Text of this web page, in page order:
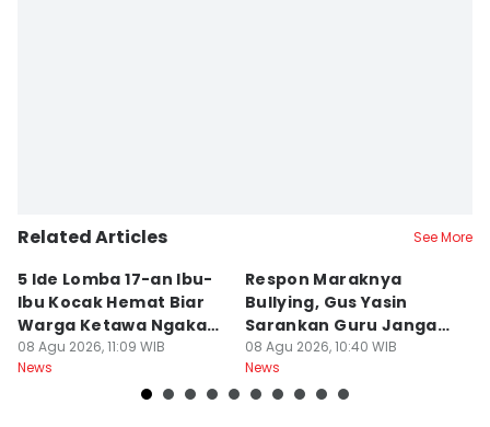
Related Articles See More
5 Ide Lomba 17-an Ibu-
Ibu Kocak Hemat Biar
Warga Ketawa Ngakak
Pas Hari Kemerdekaan
08 Agu 2026, 11:09 WIB
News
Respon Maraknya
Bullying, Gus Yasin
Sarankan Guru Jangan
Bebani Siswa
08 Agu 2026, 10:40 WIB
News